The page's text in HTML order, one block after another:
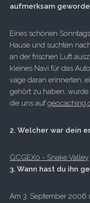
aufmerksam
Eines schönen
Hause und suchten
an der frischen Luft
kleines Navi für das
vage daran erinnerten,
gehört zu haben,
die uns auf
2. Welcher war dein
GCGEX0 - Snake Valley
3. Wann hast du ihn
Am 3. September 2006